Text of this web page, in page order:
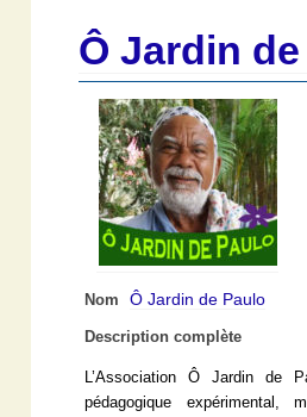
Ô Jardin
Nom Ô Jardin de Paulo
Description complète
L’Association Ô Jardin de
pédagogique expérimental,